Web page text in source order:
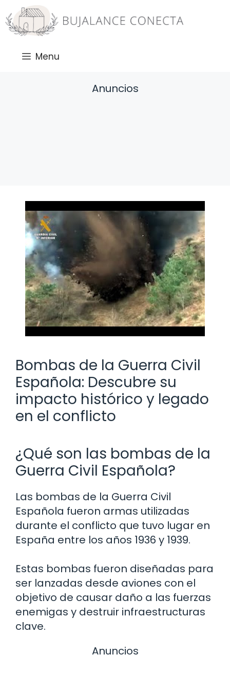
Saltar
al
contenido
Menu
Anuncios
Bombas de la Guerra Civil
Española: Descubre su
impacto histórico y legado
en el conflicto
¿Qué son las bombas de la
Guerra Civil Española?
Las bombas de la Guerra Civil
Española fueron armas utilizadas
durante el conflicto que tuvo lugar en
España entre los años 1936 y 1939.
Estas bombas fueron diseñadas para
ser lanzadas desde aviones con el
objetivo de causar daño a las fuerzas
enemigas y destruir infraestructuras
clave.
Anuncios